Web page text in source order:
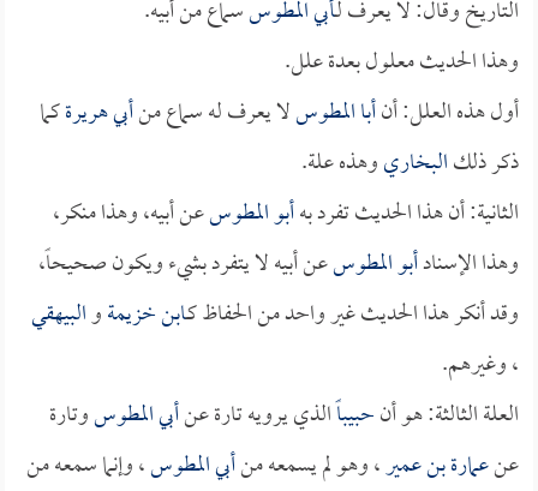
التاريخ وقال: لا يعرف لـأبي المطوسسماع من أبيه.
وهذا الحديث معلول بعدة علل.
أول هذه العلل: أنأبا المطوسلا يعرف له سماع منأبي هريرةكما
ذكر ذلكالبخاريوهذه علة.
الثانية: أن هذا الحديث تفرد بهأبو المطوسعن أبيه، وهذا منكر،
وهذا الإسنادأبو المطوسعن أبيه لا يتفرد بشيء ويكون صحيحاً،
وقد أنكر هذا الحديث غير واحد من الحفاظ كـابن خزيمةوالبيهقي
، وغيرهم.
العلة الثالثة: هو أنحبيباًالذي يرويه تارة عنأبي المطوسوتارة
عنعمارة بن عمير، وهو لم يسمعه منأبي المطوس، وإنما سمعه من